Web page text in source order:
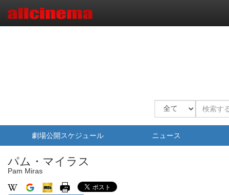
劇場公開スケジュール ニュース
パム・マイラス
Pam Miras